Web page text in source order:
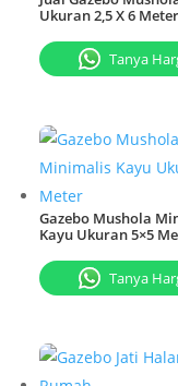
Ukuran 2,5 X 6 Meter
Tanya
Gazebo Mushola
Kayu Ukuran 5×5
Tanya